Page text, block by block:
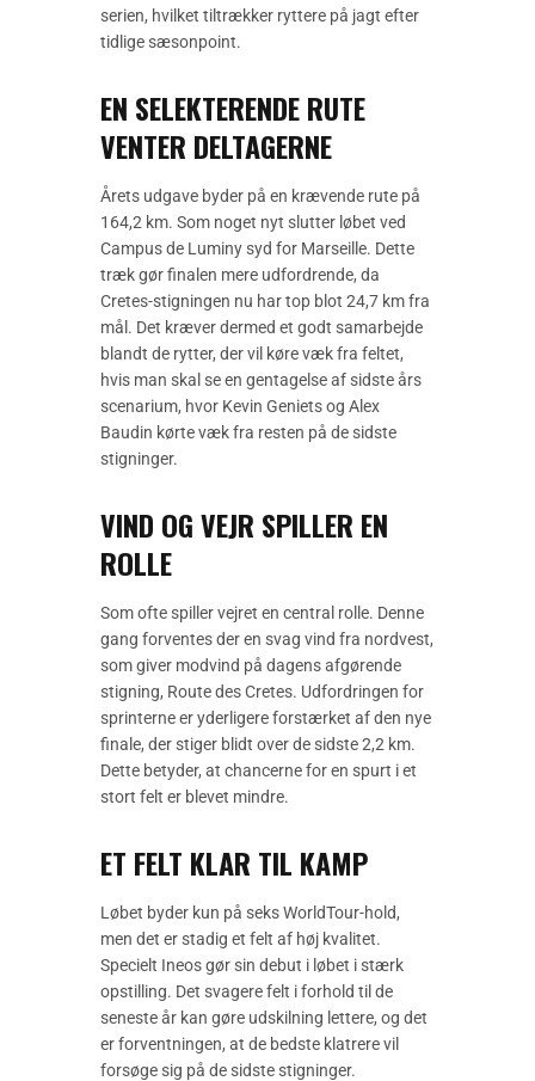
serien, hvilket tiltrækker ryttere på jagt efter
tidlige sæsonpoint.
EN SELEKTERENDE RUTE
VENTER DELTAGERNE
Årets udgave byder på en krævende rute på
164,2 km. Som noget nyt slutter løbet ved
Campus de Luminy syd for Marseille. Dette
træk gør finalen mere udfordrende, da
Cretes-stigningen nu har top blot 24,7 km fra
mål. Det kræver dermed et godt samarbejde
blandt de rytter, der vil køre væk fra feltet,
hvis man skal se en gentagelse af sidste års
scenarium, hvor Kevin Geniets og Alex
Baudin kørte væk fra resten på de sidste
stigninger.
VIND OG VEJR SPILLER EN
ROLLE
Som ofte spiller vejret en central rolle. Denne
gang forventes der en svag vind fra nordvest,
som giver modvind på dagens afgørende
stigning, Route des Cretes. Udfordringen for
sprinterne er yderligere forstærket af den nye
finale, der stiger blidt over de sidste 2,2 km.
Dette betyder, at chancerne for en spurt i et
stort felt er blevet mindre.
ET FELT KLAR TIL KAMP
Løbet byder kun på seks WorldTour-hold,
men det er stadig et felt af høj kvalitet.
Specielt Ineos gør sin debut i løbet i stærk
opstilling. Det svagere felt i forhold til de
seneste år kan gøre udskilning lettere, og det
er forventningen, at de bedste klatrere vil
forsøge sig på de sidste stigninger.